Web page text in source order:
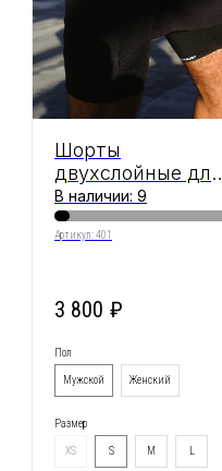
Шорты
двухслойные для
бега, In Run We
Trust
В наличии: 9
Артикул:401
3 800 ₽
Пол
Мужской Женский
Размер
XS S M